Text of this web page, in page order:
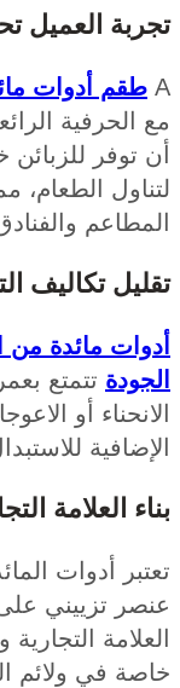
العميل
أدوات مائدة
للزبائن
الطعام، مما
والفنادق.
تكاليف
مائدة من
تتمتع بعمر
أو الاعوجاج
للاستبدال
العلامة
أدوات المائدة
تزييني على
التجارية
في ولائم